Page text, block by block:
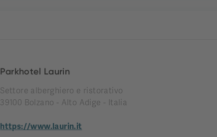
Parkhotel Laurin
Settore alberghiero e ristorativo
39100 Bolzano - Alto Adige - Italia
https://www.laurin.it